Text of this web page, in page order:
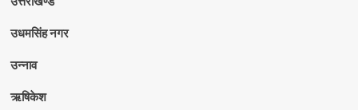
उधमसिंह नगर
उन्नाव
ऋषिकेश